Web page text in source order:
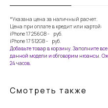
*Указана цена за наличный расчет.
Цена при оплате в кредит или картой:
iPhone 17 256GB - руб.
iPhone 17 512GB - руб.
Добавьте товар в корзину. Заполните
данной модели и обговорим нюансы.
24 часов.
Смотреть также